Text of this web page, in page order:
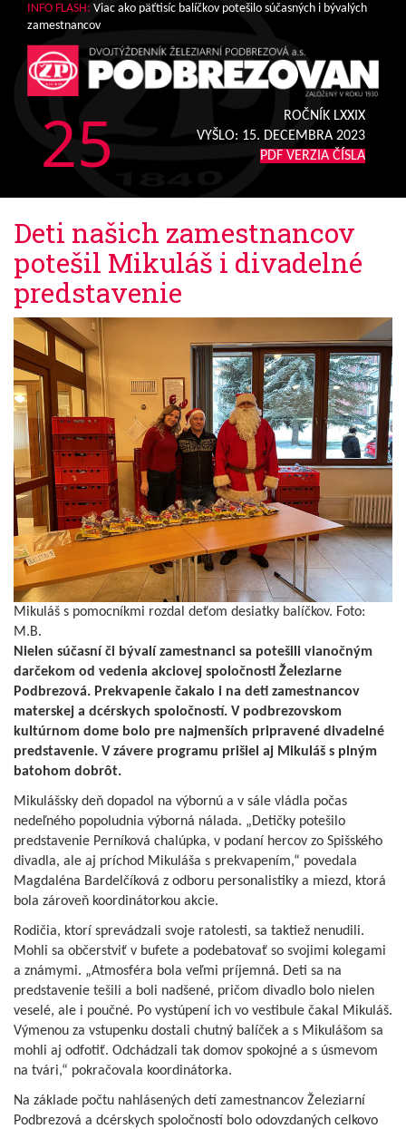
INFO FLASH: Viac ako päťtisíc balíčkov potešilo súčasných i bývalých
zamestnancov
25
ROČNÍK LXXIX
VYŠLO: 15. DECEMBRA 2023
PDF VERZIA ČÍSLA
Deti našich zamestnancov
potešil Mikuláš i divadelné
predstavenie
Mikuláš s pomocníkmi rozdal deťom desiatky balíčkov. Foto:
M.B.
Nielen súčasní či bývalí zamestnanci sa potešili vianočným
darčekom od vedenia akciovej spoločnosti Železiarne
Podbrezová. Prekvapenie čakalo i na deti zamestnancov
materskej a dcérskych spoločností. V podbrezovskom
kultúrnom dome bolo pre najmenších pripravené divadelné
predstavenie. V závere programu prišiel aj Mikuláš s plným
batohom dobrôt.
Mikulášsky deň dopadol na výbornú a v sále vládla počas
nedeľného popoludnia výborná nálada. „Detičky potešilo
predstavenie Perníková chalúpka, v podaní hercov zo Spišského
divadla, ale aj príchod Mikuláša s prekvapením,“ povedala
Magdaléna Bardelčíková z odboru personalistiky a miezd, ktorá
bola zároveň koordinátorkou akcie.
Rodičia, ktorí sprevádzali svoje ratolesti, sa taktiež nenudili.
Mohli sa občerstviť v bufete a podebatovať so svojimi kolegami
a známymi. „Atmosféra bola veľmi príjemná. Deti sa na
predstavenie tešili a boli nadšené, pričom divadlo bolo nielen
veselé, ale i poučné. Po vystúpení ich vo vestibule čakal Mikuláš.
Výmenou za vstupenku dostali chutný balíček a s Mikulášom sa
mohli aj odfotiť. Odchádzali tak domov spokojné a s úsmevom
na tvári,“ pokračovala koordinátorka.
Na základe počtu nahlásených detí zamestnancov Železiarní
Podbrezová a dcérskych spoločností bolo odovzdaných celkovo